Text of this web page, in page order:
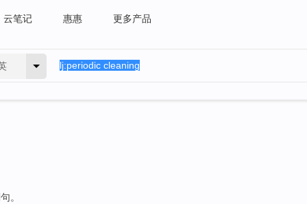
云笔记 惠惠 更多产品
。